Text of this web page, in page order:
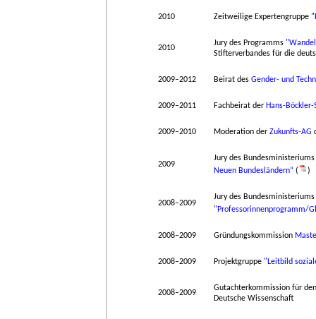
2010 Zeitweilige Expertengruppe
2010
Jury des Programms
Stifterverbandes für die
2009–2012 Beirat des Gender- und
2009–2011 Fachbeirat der Hans-
2009–2010 Moderation der Zukunfts-AG
2009
Jury des
Neuen Bundesländern“ ( )
2008–2009
Jury des
"Professorinnenprogramm/
2008–2009 Gründungskommission
2008–2009 Projektgruppe "Leitbild
2008–2009
Gutachterkommission für
Deutsche Wissenschaft